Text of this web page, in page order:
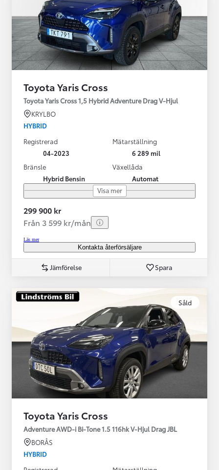
Toyota Yaris Cross
Toyota Yaris Cross 1,5 Hybrid Adventure Drag V-Hjul
KRYLBO
HYBRID
Registrerad
04-2023
Mätarställning
6 289 mil
Bränsle
Hybrid Bensin
Växellåda
Automat
Visa mer
299 900 kr
Från 3 599 kr/mån
Läs mer
Kontakta återförsäljare
Jämförelse Spara
Såld
Toyota Yaris Cross
Adventure AWD-i Bi-Tone 1.5 116hk V-Hjul Drag JBL
BORÅS
HYBRID